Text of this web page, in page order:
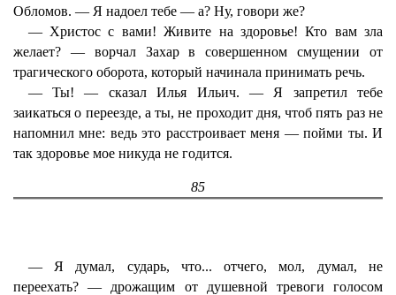
Обломов. — Я надоел тебе — а? Ну, говори же?
— Христос с вами! Живите на здоровье! Кто вам зла
желает? — ворчал Захар в совершенном смущении от
трагического оборота, который начинала принимать речь.
— Ты! — сказал Илья Ильич. — Я запретил тебе
заикаться о переезде, а ты, не проходит дня, чтоб пять раз не
напомнил мне: ведь это расстроивает меня — пойми ты. И
так здоровье мое никуда не годится.
85
— Я думал, сударь, что... отчего, мол, думал, не
переехать? — дрожащим от душевной тревоги голосом